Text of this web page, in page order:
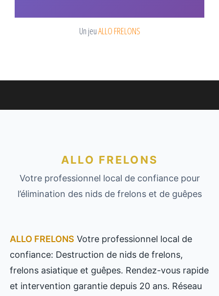
Un jeuALLO FRELONS
ALLO FRELONS
Votre professionnel local de confiance pour
l’élimination des nids de frelons et de guêpes
ALLO FRELONS Votre professionnel local de
confiance: Destruction de nids de frelons,
frelons asiatique et guêpes. Rendez-vous rapide
et intervention garantie depuis 20 ans. Réseau